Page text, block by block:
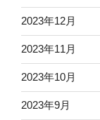
2023年12月
2023年11月
2023年10月
2023年9月